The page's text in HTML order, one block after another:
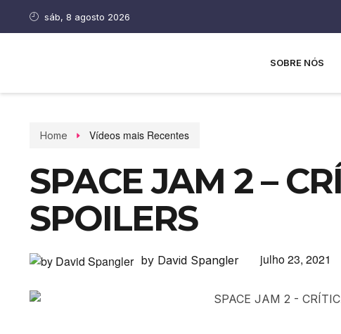
sáb, 8 agosto 2026
SOBRE NÓS
Home Vídeos mais Recentes
SPACE JAM 2 –
SPOILERS
by David Spangler julho 23, 2021